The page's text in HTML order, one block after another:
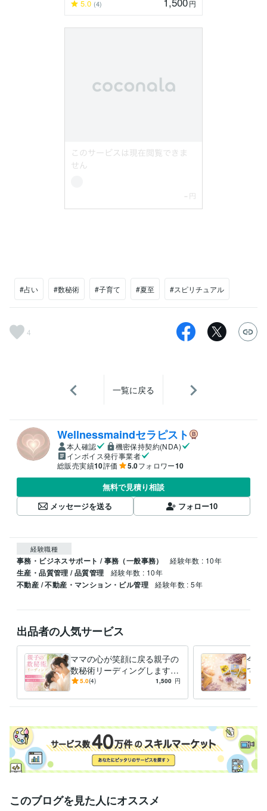
5.0 (4) 円
#占い #数秘術 #子育て #夏至 #スピリチュアル
4
一覧に戻る
Wellnessmaindセラピスト
本人確認
機密保持契約(NDA)
インボイス発行事業者
総販売実績10評価 5.0フォロワー10
無料で見積り相談
メッセージを送る
フォロー10
経験職種
事務・ビジネスサポート / 事務（一般事務） 経験年数 : 10年
生産・品質管理 / 品質管理 経験年数 : 10年
不動産 / 不動産・マンション・ビル管理 経験年数 : 5年
出品者の人気サービス
ママの心が笑顔に戻る親子の
数秘術リーディングします
子育てに悩むママ】親子の才
イラ軽減
5.0(4) 1,500 円
今ど
で現
恋愛
えし
このブログを見た人にオススメ